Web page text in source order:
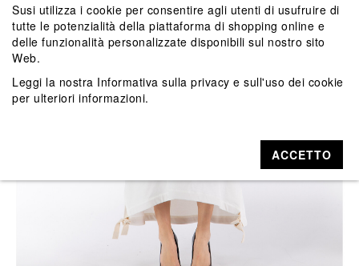
Susi utilizza i cookie per consentire agli utenti di usufruire di
tutte le potenzialità della piattaforma di shopping online e
delle funzionalità personalizzate disponibili sul nostro sito
Web.
Leggi la nostra Informativa sulla privacy e sull'uso dei cookie
per ulteriori informazioni.
ACCETTO